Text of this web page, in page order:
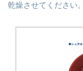
乾燥させてください。